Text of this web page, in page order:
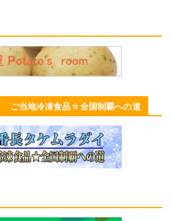
ご当地冷凍食品☆全国制覇への道